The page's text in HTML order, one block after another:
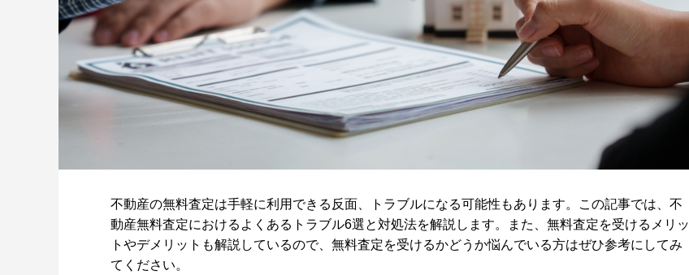
不動産の無料査定は手軽に利用できる反面、トラブルになる可能性もあります。この記事では、不
動産無料査定におけるよくあるトラブル6選と対処法を解説します。また、無料査定を受けるメリッ
トやデメリットも解説しているので、無料査定を受けるかどうか悩んでいる方はぜひ参考にしてみ
てください。